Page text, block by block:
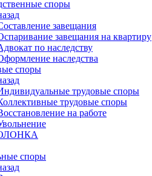
споры
завещания
завещания на квартиру
по наследству
наследства
споры
трудовые споры
трудовые споры
на работе
споры